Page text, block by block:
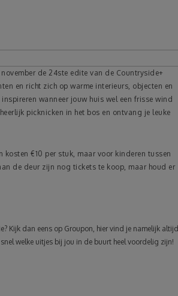
de 24ste edite van de Countryside+
en richt zich op warme interieurs, objecten en
wanneer jouw huis wel een frisse wind
picknicken in het bos en ontvang je leuke
kosten €10 per stuk, maar voor kinderen tussen
de deur zijn nog tickets te koop, maar houd er
Kijk dan eens op Groupon, hier vind je namelijk altijd
welke uitjes bij jou in de buurt heel voordelig zijn!